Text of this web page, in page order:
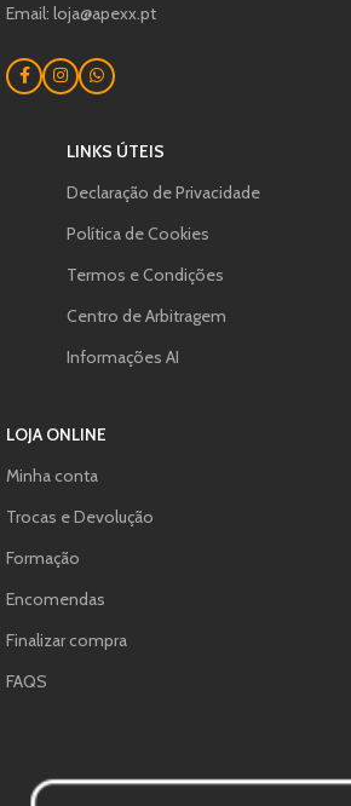
Email: loja@apexx.pt
LINKS ÚTEIS
Declaração de Privacidade
Política de Cookies
Termos e Condições
Centro de Arbitragem
Informações AI
LOJA ONLINE
Minha conta
Trocas e Devolução
Formação
Encomendas
Finalizar compra
FAQS